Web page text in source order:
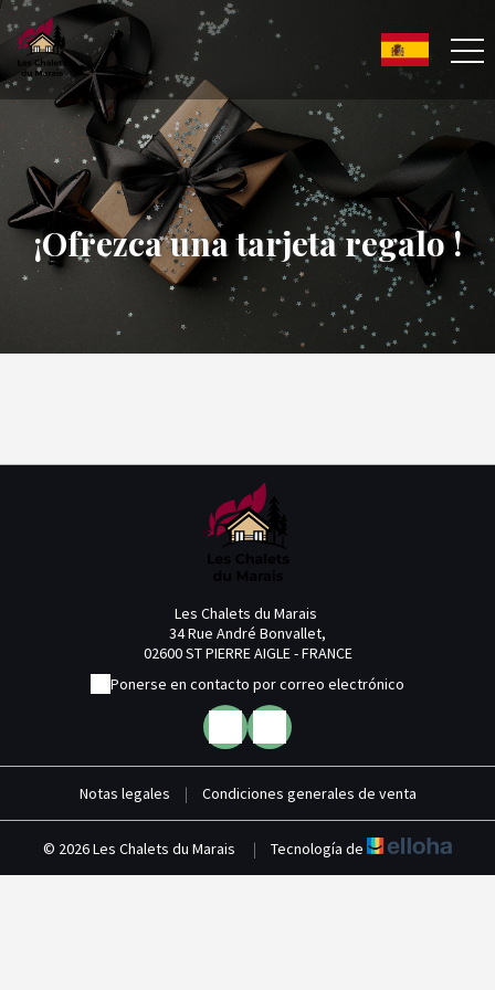
¡Ofrezca una tarjeta regalo !
Les Chalets du Marais
34 Rue André Bonvallet,
02600 ST PIERRE AIGLE - FRANCE
Ponerse en contacto por correo electrónico
Notas legales | Condiciones generales de venta
© 2026 Les Chalets du Marais | Tecnología de